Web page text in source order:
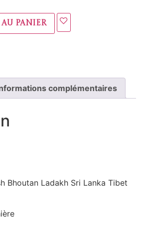
panier
complémentaires
Bhoutan Ladakh Sri Lanka Tibet